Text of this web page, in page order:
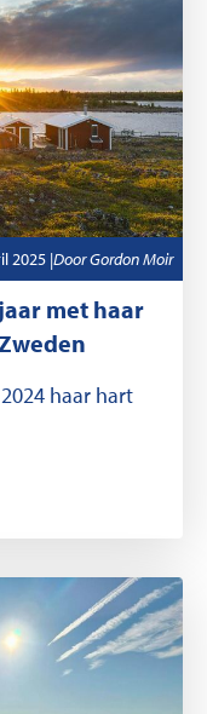
2025 |,Geschreven door
DoorGordon Moir
met haar
haar hart